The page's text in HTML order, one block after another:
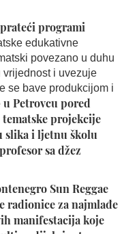
programi
edukativne
povezano u duhu
vrijednost i uvezuje
se bave produkcijom i
u Petrovcu pored
projekcije
slika i ljetnu školu
sa džez
Sun Reggae
radionice za najmlađe
manifestacija koje